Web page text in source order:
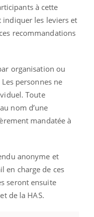
à cette
les leviers et
recommandations
organisation ou
personnes ne
Toute
nom d’une
mandatée à
anonyme et
en charge de ces
seront ensuite
de la HAS.